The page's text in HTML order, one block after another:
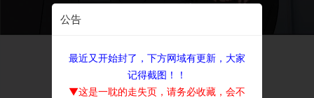
公告
最近又开始封了，下方网域有更新，大家
记得截图！！
▼这是一耽的走失页，请务必收藏，会不